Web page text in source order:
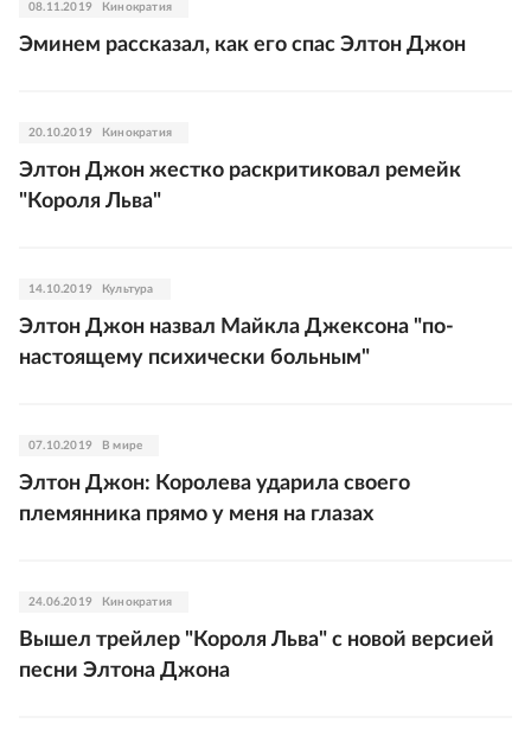
08.11.2019 Кинократия
Эминем рассказал, как его спас Элтон Джон
20.10.2019 Кинократия
Элтон Джон жестко раскритиковал ремейк
"Короля Льва"
14.10.2019 Культура
Элтон Джон назвал Майкла Джексона "по-
настоящему психически больным"
07.10.2019 В мире
Элтон Джон: Королева ударила своего
племянника прямо у меня на глазах
24.06.2019 Кинократия
Вышел трейлер "Короля Льва" с новой версией
песни Элтона Джона